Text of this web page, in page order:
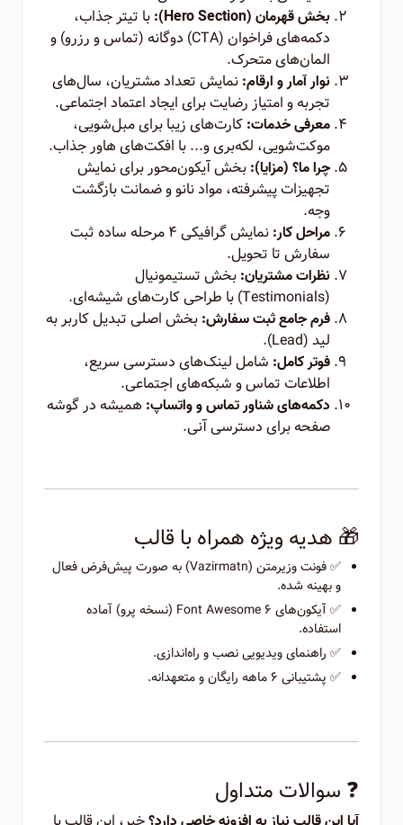
بخش قهرمان (Hero Section):
با تیتر جذاب،
دکمه‌های فراخوان (CTA) دوگانه (تماس و رزرو) و
المان‌های متحرک.
نوار آمار و ارقام:نمایش تعداد مشتریان، سال‌های
تجربه و امتیاز رضایت برای ایجاد اعتماد اجتماعی.
معرفی خدمات:کارت‌های زیبا برای مبل‌شویی،
موکت‌شویی، لکه‌بری و... با افکت‌های هاور جذاب.
چرا ما؟ (مزایا):بخش آیکون‌محور برای نمایش
تجهیزات پیشرفته، مواد نانو و ضمانت بازگشت
وجه.
مراحل کار:
نمایش گرافیکی ۴ مرحله ساده ثبت
سفارش تا تحویل.
نظرات مشتریان:بخش تستیمونیال
(Testimonials) با طراحی کارت‌های شیشه‌ای.
فرم جامع ثبت سفارش:بخش اصلی تبدیل کاربر به
لید (Lead).
فوتر کامل: شامل لینک‌های دسترسی سریع،
اطلاعات تماس و شبکه‌های اجتماعی.
دکمه‌های شناور تماس و واتساپ: همیشه در گوشه
صفحه برای دسترسی آنی.
🎁 هدیه ویژه همراه با قالب
✅ فونت وزیرمتن (Vazirmatn) به صورت پیش‌فرض فعال
و بهینه شده.
✅ آیکون‌های Font Awesome 6 (نسخه پرو) آماده
استفاده.
✅ راهنمای ویدیویی نصب و راه‌اندازی.
✅ پشتیبانی ۶ ماهه رایگان و متعهدانه.
❓ سوالات متداول